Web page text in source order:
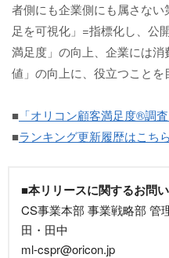
者側にも企業側にも属さな
足を可視化」=指標化し、公
満足度」の向上、企業には
値」の向上に、役立つことを
■ 「オリコン顧客満足度®調
■ランキング更新履歴はこちら
■本リリースに関するお問
CS事業本部 事業戦略部 管
田・田中
ml-cspr@oricon.jp